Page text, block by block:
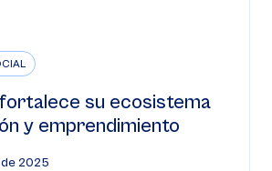
su ecosistema
y emprendimiento
2025